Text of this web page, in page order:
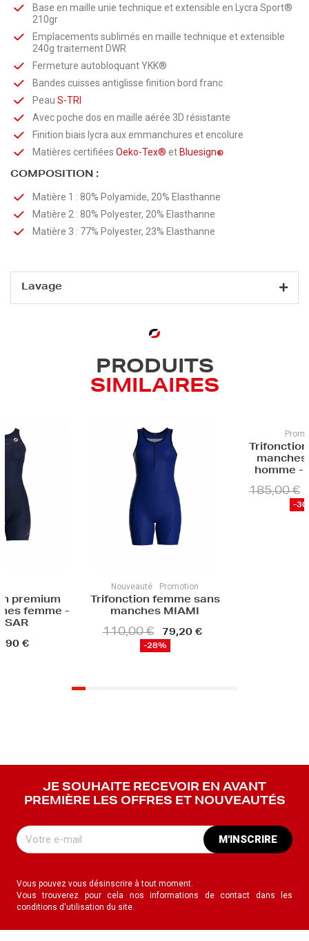
Base en maille unie technique et extensible en Lycra Sport®
210gr
Emplacements sublimés en maille technique et extensible
240g traitement DWR
Fermeture autobloquant YKK®
Bandes cuisses antiglisse finition bord franc
Peau S-TRI
Avec poche dos en maille aérée 3D résistante
Finition biais lycra aux emmanchures et encolure
Matières certifiées Oeko-Tex® et Bluesign®
COMPOSITION :
Matière 1 : 80% Polyamide, 20% Elasthanne
Matière 2 : 80% Polyester, 20% Elasthanne
Matière 3 : 77% Polyester, 23% Elasthanne
Lavage
PRODUITS
SIMILAIRES
Promotion
Trifonction femme sans
manches MIAMI
79,20 €
Trifonction premium
manches courtes
homme - ENDURA
129,50 €
JE SOUHAITE RECEVOIR EN AVANT
PREMIÈRE LES OFFRES ET NOUVEAUTÉS
M'INSCRIRE
Vous pouvez vous désinscrire à tout moment.
Vous trouverez pour cela nos informations de contact dans les
conditions d'utilisation du site.